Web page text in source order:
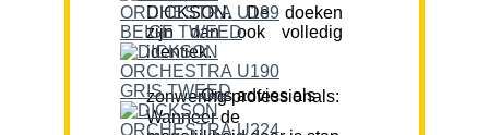
DICKSON. De doeken
zijn dan ook volledig
identiek.
Ons advies als zonwering professionals:
Wanneer de